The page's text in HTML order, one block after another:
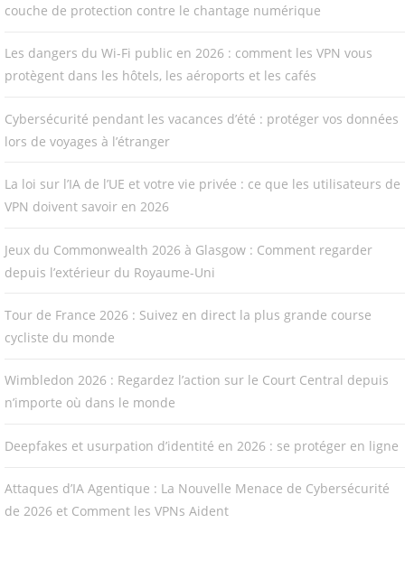
couche de protection contre le chantage numérique
Les dangers du Wi-Fi public en 2026 : comment les VPN vous
protègent dans les hôtels, les aéroports et les cafés
Cybersécurité pendant les vacances d’été : protéger vos données
lors de voyages à l’étranger
La loi sur l’IA de l’UE et votre vie privée : ce que les utilisateurs de
VPN doivent savoir en 2026
Jeux du Commonwealth 2026 à Glasgow : Comment regarder
depuis l’extérieur du Royaume-Uni
Tour de France 2026 : Suivez en direct la plus grande course
cycliste du monde
Wimbledon 2026 : Regardez l’action sur le Court Central depuis
n’importe où dans le monde
Deepfakes et usurpation d’identité en 2026 : se protéger en ligne
Attaques d’IA Agentique : La Nouvelle Menace de Cybersécurité
de 2026 et Comment les VPNs Aident